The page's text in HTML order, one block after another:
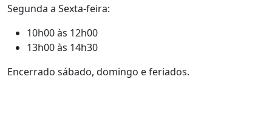
Segunda a Sexta-feira:
10h00 às 12h00
13h00 às 14h30
Encerrado sábado, domingo e feriados.